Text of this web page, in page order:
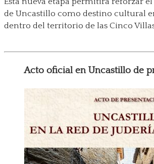
de Uncastillo como destino cultural
dentro del territorio de las Cinco
Acto oficial en Uncastillo de